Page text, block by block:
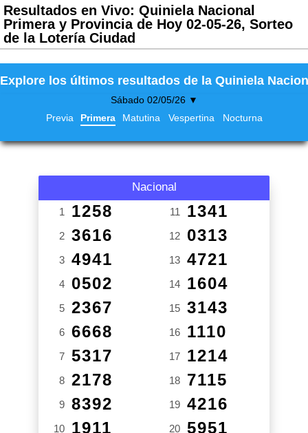
Resultados en Vivo: Quiniela Nacional
Primera y Provincia de Hoy 02-05-26, Sorteo
de la Lotería Ciudad
Explore los últimos resultados de la Quiniela
Sábado 02/05/26 ▼
Previa
Primera Matutina Vespertina Nocturna
Nacional
1 1258
2 3616
3 4941
4 0502
5 2367
6 6668
7 5317
8 2178
9 8392
10 1911
11 1341
12 0313
13 4721
14 1604
15 3143
16 1110
17 1214
18 7115
19 4216
20 5951